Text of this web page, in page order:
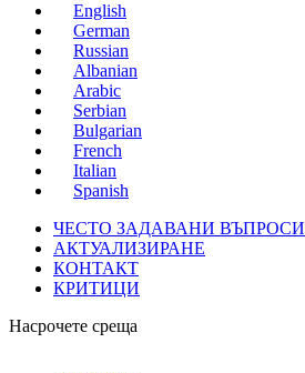
English
German
Russian
Albanian
Arabic
Serbian
Bulgarian
French
Italian
Spanish
ЧЕСТО ЗАДАВАНИ ВЪПРОСИ
АКТУАЛИЗИРАНЕ
КОНТАКТ
КРИТИЦИ
Насрочете среща